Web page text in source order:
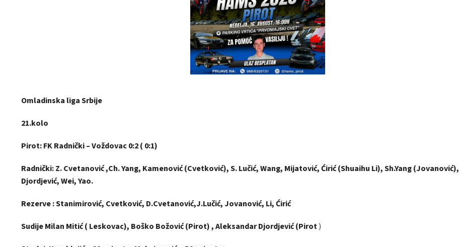
Omladinska liga Srbije
21.kolo
Pirot: FK Radnički – Voždovac 0:2 ( 0:1)
Radnički: Z. Cvetanović ,Ch. Yang, Kamenović (Cvetković), S. Lučić, Wang, Mijatović, Ćirić (Shuaihu Li), Sh.Yang (Jovanović),
Djordjević, Wei, Yao.
Rezerve : Stanimirović, Cvetković, D.Cvetanović,J.Lučić, Jovanović, Li, Ćirić
Sudije Milan Mitić ( Leskovac), Boško Božović (Pirot) , Aleksandar Djordjević (Pirot)